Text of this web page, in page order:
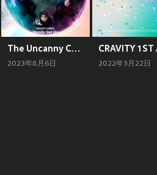
The Uncanny Counter 2, Pt. 1 (Original Television Soundtrack)
2023年8月6日 2022年3月22日